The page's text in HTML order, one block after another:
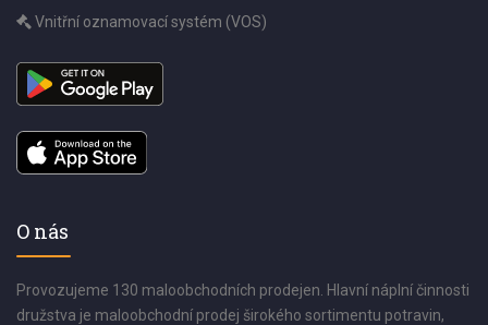
Vnitřní oznamovací systém (VOS)
O nás
Provozujeme 130 maloobchodních prodejen. Hlavní náplní činnosti
družstva je maloobchodní prodej širokého sortimentu potravin,